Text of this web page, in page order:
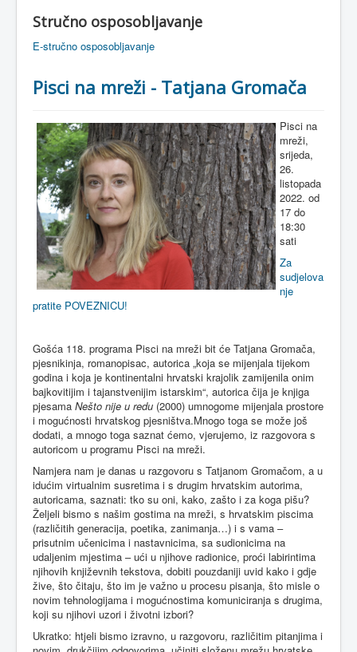
Stručno osposobljavanje
E-stručno osposobljavanje
Pisci na mreži - Tatjana Gromača
Pisci na
mreži,
srijeda,
26.
listopada
2022. od
17 do
18:30
sati
Za
sudjelova
nje
pratite POVEZNICU!
Gošća 118. programa Pisci na mreži bit će Tatjana Gromača,
pjesnikinja, romanopisac, autorica „koja se mijenjala tijekom
godina i koja je kontinentalni hrvatski krajolik zamijenila onim
bajkovitijim i tajanstvenijim istarskim“, autorica čija je knjiga
pjesama Nešto nije u redu (2000) umnogome mijenjala prostore
i mogućnosti hrvatskog pjesništva.Mnogo toga se može još
dodati, a mnogo toga saznat ćemo, vjerujemo, iz razgovora s
autoricom u programu Pisci na mreži.
Namjera nam je danas u razgovoru s Tatjanom Gromačom, a u
idućim virtualnim susretima i s drugim hrvatskim autorima,
autoricama, saznati: tko su oni, kako, zašto i za koga pišu?
Željeli bismo s našim gostima na mreži, s hrvatskim piscima
(različitih generacija, poetika, zanimanja…) i s vama –
prisutnim učenicima i nastavnicima, sa sudionicima na
udaljenim mjestima – ući u njihove radionice, proći labirintima
njihovih književnih tekstova, dobiti pouzdaniji uvid kako i gdje
žive, što čitaju, što im je važno u procesu pisanja, što misle o
novim tehnologijama i mogućnostima komuniciranja s drugima,
koji su njihovi uzori i životni izbori?
Ukratko: htjeli bismo izravno, u razgovoru, različitim pitanjima i